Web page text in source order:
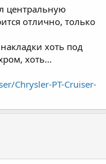
центральную
отлично, только
хоть под
хоть...
Chrysler-PT-Cruiser-